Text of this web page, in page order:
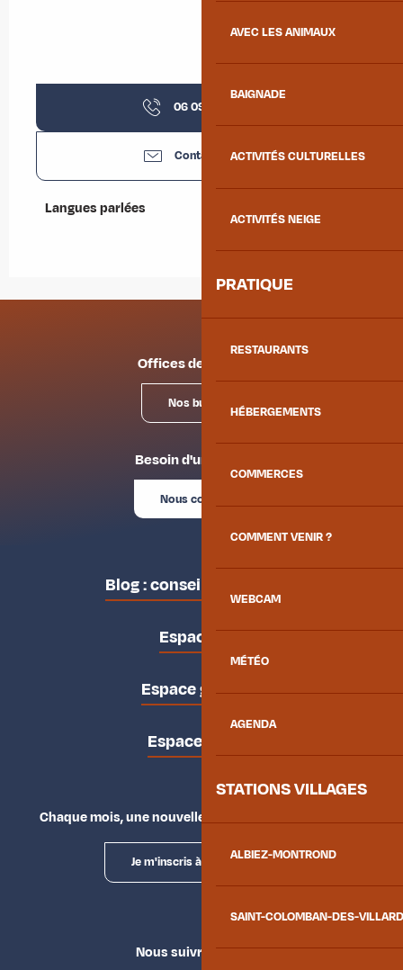
AVEC LES ANIMAUX
BAIGNADE
ACTIVITÉS CULTURELLES
ACTIVITÉS NEIGE
PRATIQUE
RESTAURANTS
HÉBERGEMENTS
COMMERCES
COMMENT VENIR ?
WEBCAM
MÉTÉO
AGENDA
STATIONS VILLAGES
ALBIEZ-MONTROND
SAINT-COLOMBAN-DES-
06 09 53 43
Contactez-nous
Langues parlées
Langues parlées
Offices de tourisme
Nos bureaux
Besoin d'un conseil ?
Nous contacter
Blog : conseils des locaux
Espace pro
Espace groupes
Espace presse
Chaque mois, une nouvelle façon d'explorer la vallée.
Je m'inscris à la newsletter
Nous suivre